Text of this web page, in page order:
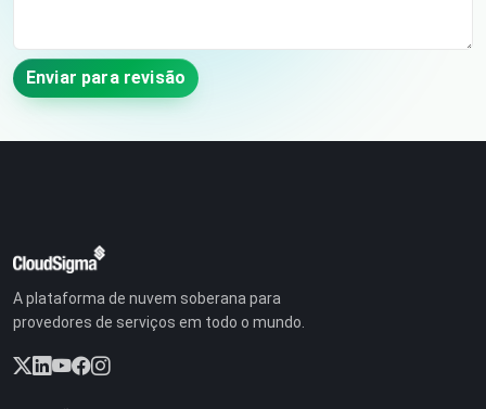
Enviar para revisão
A plataforma de nuvem soberana para
provedores de serviços em todo o mundo.